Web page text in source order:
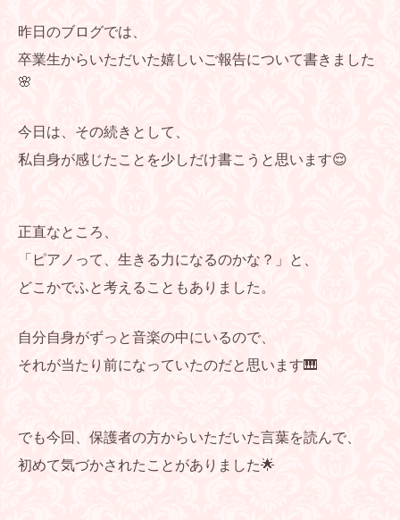
昨日のブログでは、
卒業生からいただいた嬉しいご報告について書きました
🌸
今日は、その続きとして、
私自身が感じたことを少しだけ書こうと思います😌
正直なところ、
「ピアノって、生きる力になるのかな？」と、
どこかでふと考えることもありました。
自分自身がずっと音楽の中にいるので、
それが当たり前になっていたのだと思います🎹
でも今回、保護者の方からいただいた言葉を読んで、
初めて気づかされたことがありました🌟